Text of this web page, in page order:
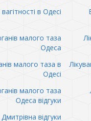
в Одесі
малого таза
Одеса
малого таза в
Одесі
малого таза
Одеса відгуки
відгуки